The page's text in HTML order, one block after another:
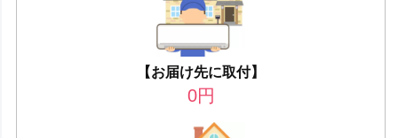
【お届け先に取付】
0円